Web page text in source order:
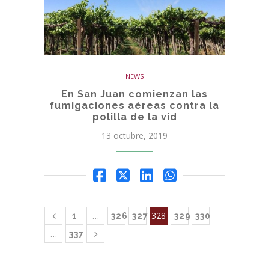
NEWS
En San Juan comienzan las
fumigaciones aéreas contra la
polilla de la vid
13 octubre, 2019
1 … 326 327 328 329 330
… 337